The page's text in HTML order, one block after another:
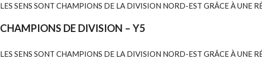
LES SENS SONT CHAMPIONS DE LA DIVISION NORD-EST GRÂCE À UNE
CHAMPIONS DE DIVISION – Y5
LES SENS SONT CHAMPIONS DE LA DIVISION NORD-EST GRÂCE À UNE